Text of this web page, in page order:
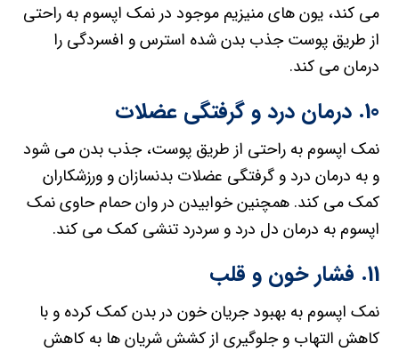
می کند، یون های منیزیم موجود در نمک اپسوم به راحتی
از طریق پوست جذب بدن شده استرس و افسردگی را
درمان می کند.
10. درمان درد و گرفتگی عضلات
نمک اپسوم به راحتی از طریق پوست، جذب بدن می شود
و به درمان درد و گرفتگی عضلات بدنسازان و ورزشکاران
کمک می کند. همچنین خوابیدن در وان حمام حاوی نمک
اپسوم به درمان دل درد و سردرد تنشی کمک می کند.
11. فشار خون و قلب
نمک اپسوم به بهبود جریان خون در بدن کمک کرده و با
کاهش التهاب و جلوگیری از کشش شریان ها به کاهش